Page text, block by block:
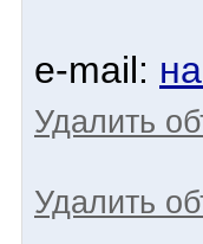
e-mail:
Удалить
Удалить